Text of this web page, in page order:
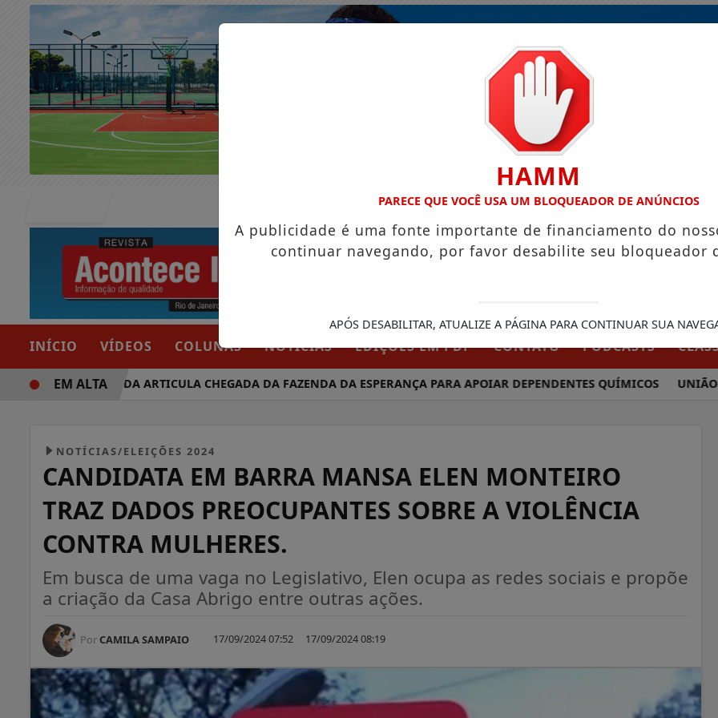
INÍCIO VÍDEOS COLUNAS NOTÍCIAS EDIÇÕES EM PDF CONTATO PODCASTS
VOLTA REDONDA ARTICULA CHEGADA DA FAZENDA DA ESPERANÇA PARA APOIAR DEPENDENTES QUÍMICOS UNIÃO
EM ALTA
NOTÍCIAS/ELEIÇÕES 2024
CANDIDATA EM BARRA MANSA ELEN MONTEIRO
TRAZ DADOS PREOCUPANTES SOBRE A VIOLÊNCIA
CONTRA MULHERES.
Em busca de uma vaga no Legislativo, Elen ocupa as redes sociais e propõe
a criação da Casa Abrigo entre outras ações.
Por CAMILA SAMPAIO 17/09/2024 07:52 17/09/2024 08:19
HAMM
PARECE QUE VOCÊ USA UM BLOQUEADOR DE ANÚNCIOS
A publicidade é uma fonte importante de financiamento do
continuar navegando, por favor desabilite seu bloqueador
APÓS DESABILITAR, ATUALIZE A PÁGINA PARA CONTINUAR SUA